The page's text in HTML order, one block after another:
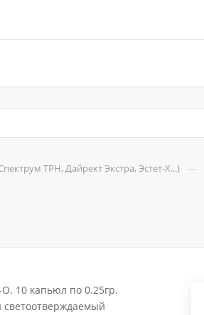
TPH, Дайрект Экстра, Эстет-Х...) —
10 капьюл по 0.25гр.
светоотверждаемый